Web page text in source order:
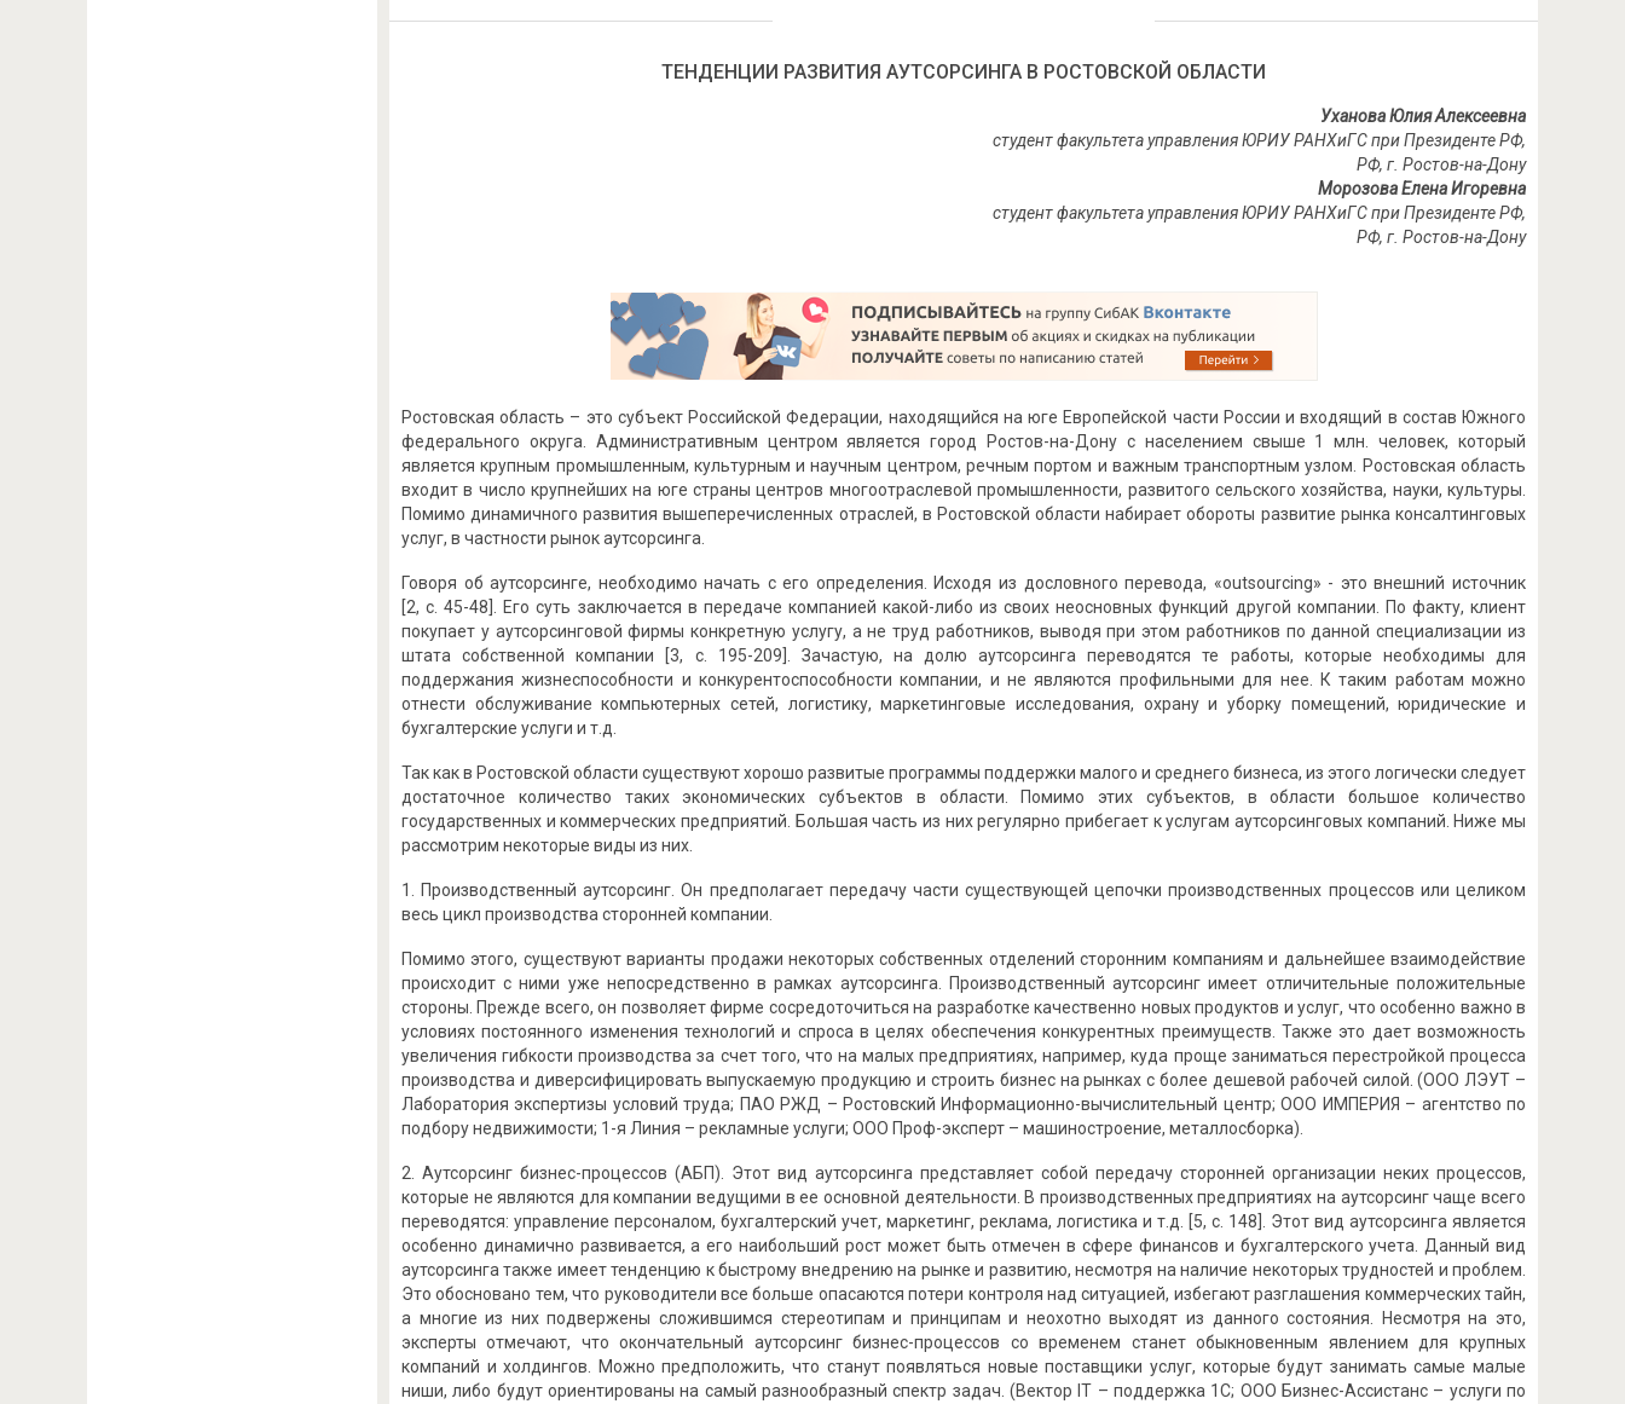
ТЕНДЕНЦИИ РАЗВИТИЯ АУТСОРСИНГА В РОСТОВСКОЙ ОБЛАСТИ
Уханова Юлия Алексеевна
студент факультета управления ЮРИУ РАНХиГС при Президенте РФ,
РФ, г. Ростов-на-Дону
Морозова Елена Игоревна
студент факультета управления ЮРИУ РАНХиГС при Президенте РФ,
РФ, г. Ростов-на-Дону
Ростовская область – это субъект Российской Федерации, находящийся на юге Европейской части России и входящий в состав Южного
федерального округа. Административным центром является город Ростов-на-Дону с населением свыше 1 млн. человек, который
является крупным промышленным, культурным и научным центром, речным портом и важным транспортным узлом. Ростовская область
входит в число крупнейших на юге страны центров многоотраслевой промышленности, развитого сельского хозяйства, науки, культуры.
Помимо динамичного развития вышеперечисленных отраслей, в Ростовской области набирает обороты развитие рынка консалтинговых
услуг, в частности рынок аутсорсинга.
Говоря об аутсорсинге, необходимо начать с его определения. Исходя из дословного перевода, «outsourcing» - это внешний источник
[2, с. 45-48]. Его суть заключается в передаче компанией какой-либо из своих неосновных функций другой компании. По факту, клиент
покупает у аутсорсинговой фирмы конкретную услугу, а не труд работников, выводя при этом работников по данной специализации из
штата собственной компании [3, с. 195-209]. Зачастую, на долю аутсорсинга переводятся те работы, которые необходимы для
поддержания жизнеспособности и конкурентоспособности компании, и не являются профильными для нее. К таким работам можно
отнести обслуживание компьютерных сетей, логистику, маркетинговые исследования, охрану и уборку помещений, юридические и
бухгалтерские услуги и т.д.
Так как в Ростовской области существуют хорошо развитые программы поддержки малого и среднего бизнеса, из этого логически следует
достаточное количество таких экономических субъектов в области. Помимо этих субъектов, в области большое количество
государственных и коммерческих предприятий. Большая часть из них регулярно прибегает к услугам аутсорсинговых компаний. Ниже мы
рассмотрим некоторые виды из них.
1. Производственный аутсорсинг. Он предполагает передачу части существующей цепочки производственных процессов или целиком
весь цикл производства сторонней компании.
Помимо этого, существуют варианты продажи некоторых собственных отделений сторонним компаниям и дальнейшее взаимодействие
происходит с ними уже непосредственно в рамках аутсорсинга. Производственный аутсорсинг имеет отличительные положительные
стороны. Прежде всего, он позволяет фирме сосредоточиться на разработке качественно новых продуктов и услуг, что особенно важно в
условиях постоянного изменения технологий и спроса в целях обеспечения конкурентных преимуществ. Также это дает возможность
увеличения гибкости производства за счет того, что на малых предприятиях, например, куда проще заниматься перестройкой процесса
производства и диверсифицировать выпускаемую продукцию и строить бизнес на рынках с более дешевой рабочей силой. (ООО ЛЭУТ –
Лаборатория экспертизы условий труда; ПАО РЖД – Ростовский Информационно-вычислительный центр; ООО ИМПЕРИЯ – агентство по
подбору недвижимости; 1-я Линия – рекламные услуги; ООО Проф-эксперт – машиностроение, металлосборка).
2. Аутсорсинг бизнес-процессов (АБП). Этот вид аутсорсинга представляет собой передачу сторонней организации неких процессов,
которые не являются для компании ведущими в ее основной деятельности. В производственных предприятиях на аутсорсинг чаще всего
переводятся: управление персоналом, бухгалтерский учет, маркетинг, реклама, логистика и т.д. [5, с. 148]. Этот вид аутсорсинга является
особенно динамично развивается, а его наибольший рост может быть отмечен в сфере финансов и бухгалтерского учета. Данный вид
аутсорсинга также имеет тенденцию к быстрому внедрению на рынке и развитию, несмотря на наличие некоторых трудностей и проблем.
Это обосновано тем, что руководители все больше опасаются потери контроля над ситуацией, избегают разглашения коммерческих тайн,
а многие из них подвержены сложившимся стереотипам и принципам и неохотно выходят из данного состояния. Несмотря на это,
эксперты отмечают, что окончательный аутсорсинг бизнес-процессов со временем станет обыкновенным явлением для крупных
компаний и холдингов. Можно предположить, что станут появляться новые поставщики услуг, которые будут занимать самые малые
ниши, либо будут ориентированы на самый разнообразный спектр задач. (Вектор IT – поддержка 1С; ООО Бизнес-Ассистанс – услуги по